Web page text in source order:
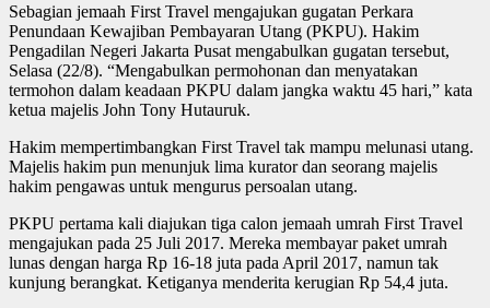
Sebagian jemaah First Travel mengajukan gugatan Perkara
Penundaan Kewajiban Pembayaran Utang (PKPU). Hakim
Pengadilan Negeri Jakarta Pusat mengabulkan gugatan tersebut,
Selasa (22/8). “Mengabulkan permohonan dan menyatakan
termohon dalam keadaan PKPU dalam jangka waktu 45 hari,” kata
ketua majelis John Tony Hutauruk.
Hakim mempertimbangkan First Travel tak mampu melunasi utang.
Majelis hakim pun menunjuk lima kurator dan seorang majelis
hakim pengawas untuk mengurus persoalan utang.
PKPU pertama kali diajukan tiga calon jemaah umrah First Travel
mengajukan pada 25 Juli 2017. Mereka membayar paket umrah
lunas dengan harga Rp 16-18 juta pada April 2017, namun tak
kunjung berangkat. Ketiganya menderita kerugian Rp 54,4 juta.